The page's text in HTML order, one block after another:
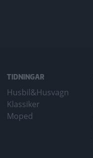
TIDNINGAR
Husbil&Husvagn
Klassiker
Moped